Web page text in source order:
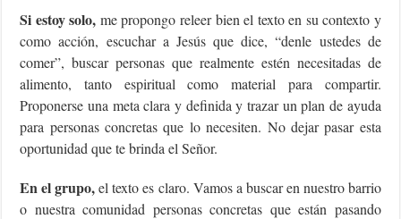
Si estoy solo, me propongo releer bien el texto en su contexto y
como acción, escuchar a Jesús que dice, “denle ustedes de
comer”, buscar personas que realmente estén necesitadas de
alimento, tanto espiritual como material para compartir.
Proponerse una meta clara y definida y trazar un plan de ayuda
para personas concretas que lo necesiten. No dejar pasar esta
oportunidad que te brinda el Señor.
En el grupo,el texto es claro. Vamos a buscar en nuestro barrio
o nuestra comunidad personas concretas que están pasando